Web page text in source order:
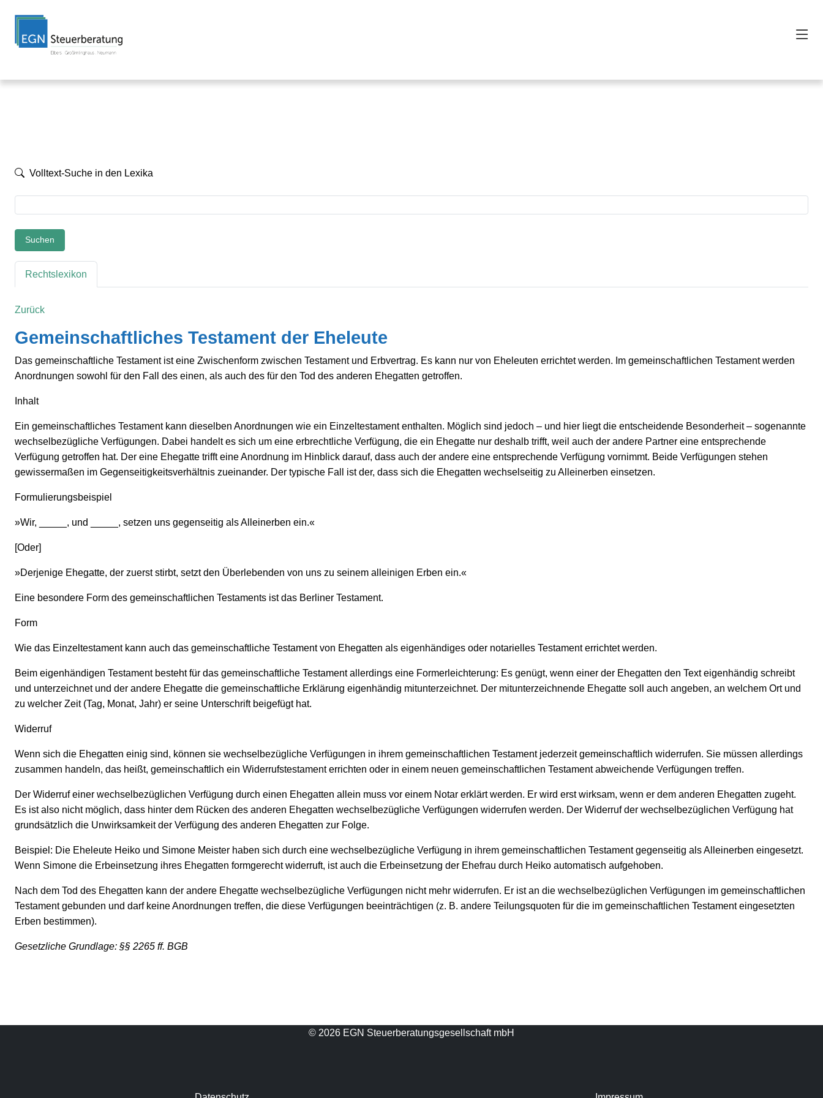
Volltext-Suche in den Lexika
Suchen
Rechtslexikon
Zurück
Gemeinschaftliches Testament der Eheleute
Das gemeinschaftliche Testament ist eine Zwischenform zwischen Testament und Erbvertrag. Es kann nur von Eheleuten errichtet werden. Im gemeinschaftlichen Testament werden
Anordnungen sowohl für den Fall des einen, als auch des für den Tod des anderen Ehegatten getroffen.
Inhalt
Ein gemeinschaftliches Testament kann dieselben Anordnungen wie ein Einzeltestament enthalten. Möglich sind jedoch – und hier liegt die entscheidende Besonderheit – sogenannte
wechselbezügliche Verfügungen. Dabei handelt es sich um eine erbrechtliche Verfügung, die ein Ehegatte nur deshalb trifft, weil auch der andere Partner eine entsprechende
Verfügung getroffen hat. Der eine Ehegatte trifft eine Anordnung im Hinblick darauf, dass auch der andere eine entsprechende Verfügung vornimmt. Beide Verfügungen stehen
gewissermaßen im Gegenseitigkeitsverhältnis zueinander. Der typische Fall ist der, dass sich die Ehegatten wechselseitig zu Alleinerben einsetzen.
Formulierungsbeispiel
»Wir, _____, und _____, setzen uns gegenseitig als Alleinerben ein.«
[Oder]
»Derjenige Ehegatte, der zuerst stirbt, setzt den Überlebenden von uns zu seinem alleinigen Erben ein.«
Eine besondere Form des gemeinschaftlichen Testaments ist das Berliner Testament.
Form
Wie das Einzeltestament kann auch das gemeinschaftliche Testament von Ehegatten als eigenhändiges oder notarielles Testament errichtet werden.
Beim eigenhändigen Testament besteht für das gemeinschaftliche Testament allerdings eine Formerleichterung: Es genügt, wenn einer der Ehegatten den Text eigenhändig schreibt
und unterzeichnet und der andere Ehegatte die gemeinschaftliche Erklärung eigenhändig mitunterzeichnet. Der mitunterzeichnende Ehegatte soll auch angeben, an welchem Ort und
zu welcher Zeit (Tag, Monat, Jahr) er seine Unterschrift beigefügt hat.
Widerruf
Wenn sich die Ehegatten einig sind, können sie wechselbezügliche Verfügungen in ihrem gemeinschaftlichen Testament jederzeit gemeinschaftlich widerrufen. Sie müssen allerdings
zusammen handeln, das heißt, gemeinschaftlich ein Widerrufstestament errichten oder in einem neuen gemeinschaftlichen Testament abweichende Verfügungen treffen.
Der Widerruf einer wechselbezüglichen Verfügung durch einen Ehegatten allein muss vor einem Notar erklärt werden. Er wird erst wirksam, wenn er dem anderen Ehegatten zugeht.
Es ist also nicht möglich, dass hinter dem Rücken des anderen Ehegatten wechselbezügliche Verfügungen widerrufen werden. Der Widerruf der wechselbezüglichen Verfügung hat
grundsätzlich die Unwirksamkeit der Verfügung des anderen Ehegatten zur Folge.
Beispiel: Die Eheleute Heiko und Simone Meister haben sich durch eine wechselbezügliche Verfügung in ihrem gemeinschaftlichen Testament gegenseitig als Alleinerben eingesetzt.
Wenn Simone die Erbeinsetzung ihres Ehegatten formgerecht widerruft, ist auch die Erbeinsetzung der Ehefrau durch Heiko automatisch aufgehoben.
Nach dem Tod des Ehegatten kann der andere Ehegatte wechselbezügliche Verfügungen nicht mehr widerrufen. Er ist an die wechselbezüglichen Verfügungen im gemeinschaftlichen
Testament gebunden und darf keine Anordnungen treffen, die diese Verfügungen beeinträchtigen (z. B. andere Teilungsquoten für die im gemeinschaftlichen Testament eingesetzten
Erben bestimmen).
Gesetzliche Grundlage: §§ 2265 ff. BGB
© 2026 EGN Steuerberatungsgesellschaft mbH